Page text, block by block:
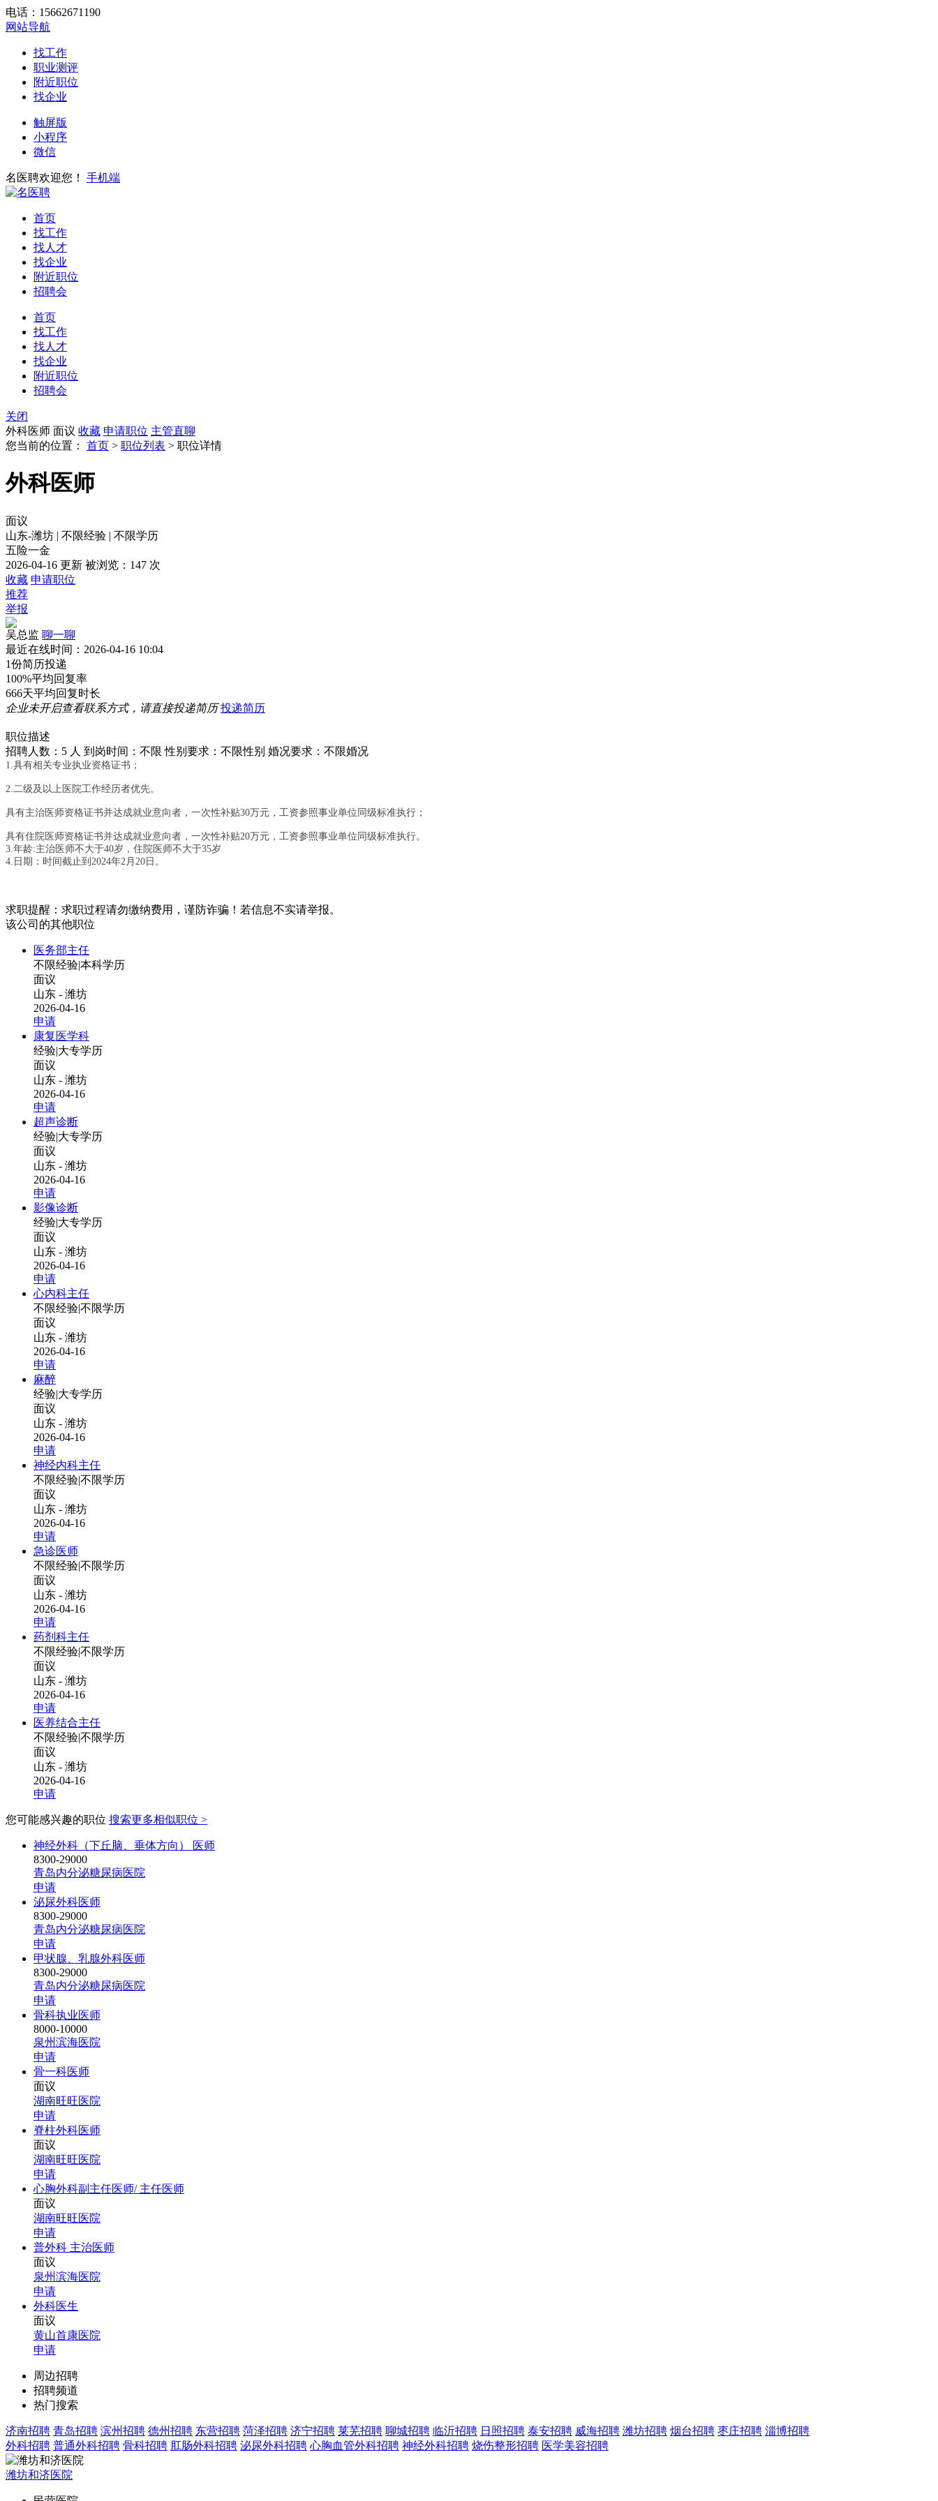
电话：15662671190
网站导航
找工作
职业测评
附近职位
找企业
触屏版
小程序
微信
名医聘欢迎您！ 手机端
首页
找工作
找人才
找企业
附近职位
招聘会
首页
找工作
找人才
找企业
附近职位
招聘会
关闭
外科医师 面议 收藏 申请职位 主管直聊
您当前的位置： 首页 > 职位列表 > 职位详情
外科医师
面议
山东-潍坊 | 不限经验 | 不限学历
五险一金
2026-04-16 更新 被浏览： 147 次
收藏 申请职位
推荐
举报
吴总监 聊一聊
最近在线时间：2026-04-16 10:04
1份简历投递
100%平均回复率
666天平均回复时长
企业未开启查看联系方式，请直接投递简历 投递简历
职位描述
招聘人数：5 人 到岗时间：不限 性别要求：不限性别 婚况要求：不限婚况
1.具有相关专业执业资格证书；
2.二级及以上医院工作经历者优先。
具有主治医师资格证书并达成就业意向者，一次性补贴30万元，工资参照事业单位同级标准执行；
具有住院医师资格证书并达成就业意向者，一次性补贴20万元，工资参照事业单位同级标准执行。
3.年龄:主治医师不大于40岁，住院医师不大于35岁
4.日期：时间截止到2024年2月20日。
求职提醒：求职过程请勿缴纳费用，谨防诈骗！若信息不实请举报。
该公司的其他职位
医务部主任
不限经验|本科学历
面议
山东 - 潍坊
2026-04-16
申请
康复医学科
经验|大专学历
面议
山东 - 潍坊
2026-04-16
申请
超声诊断
经验|大专学历
面议
山东 - 潍坊
2026-04-16
申请
影像诊断
经验|大专学历
面议
山东 - 潍坊
2026-04-16
申请
心内科主任
不限经验|不限学历
面议
山东 - 潍坊
2026-04-16
申请
麻醉
经验|大专学历
面议
山东 - 潍坊
2026-04-16
申请
神经内科主任
不限经验|不限学历
面议
山东 - 潍坊
2026-04-16
申请
急诊医师
不限经验|不限学历
面议
山东 - 潍坊
2026-04-16
申请
药剂科主任
不限经验|不限学历
面议
山东 - 潍坊
2026-04-16
申请
医养结合主任
不限经验|不限学历
面议
山东 - 潍坊
2026-04-16
申请
您可能感兴趣的职位 搜索更多相似职位 >
神经外科（下丘脑、垂体方向） 医师
8300-29000
青岛内分泌糖尿病医院
申请
泌尿外科医师
8300-29000
青岛内分泌糖尿病医院
申请
甲状腺、乳腺外科医师
8300-29000
青岛内分泌糖尿病医院
申请
骨科执业医师
8000-10000
泉州滨海医院
申请
骨一科医师
面议
湖南旺旺医院
申请
脊柱外科医师
面议
湖南旺旺医院
申请
心胸外科副主任医师/ 主任医师
面议
湖南旺旺医院
申请
普外科 主治医师
面议
泉州滨海医院
申请
外科医生
面议
黄山首康医院
申请
周边招聘
招聘频道
热门搜索
济南招聘 青岛招聘 滨州招聘 德州招聘 东营招聘 菏泽招聘 济宁招聘 莱芜招聘 聊城招聘 临沂招聘 日照招聘 泰安招聘 威海招聘 潍坊招聘 烟台招聘 枣庄招聘 淄博招聘
外科招聘 普通外科招聘 骨科招聘 肛肠外科招聘 泌尿外科招聘 心胸血管外科招聘 神经外科招聘 烧伤整形招聘 医学美容招聘
潍坊和济医院